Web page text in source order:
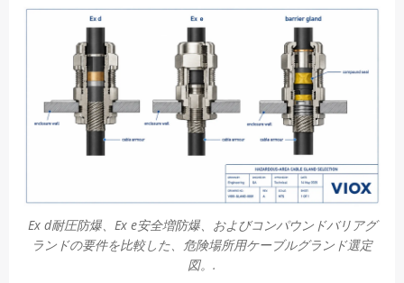
Ex d耐圧防爆、Ex e安全増防爆、およびコンパウンドバリアグ
ランドの要件を比較した、危険場所用ケーブルグランド選定
図。.